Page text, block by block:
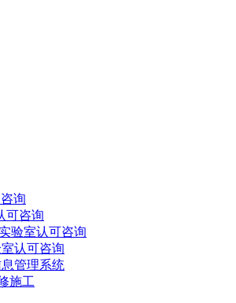
询
可咨询
验室认可咨询
认可咨询
管理系统
施工